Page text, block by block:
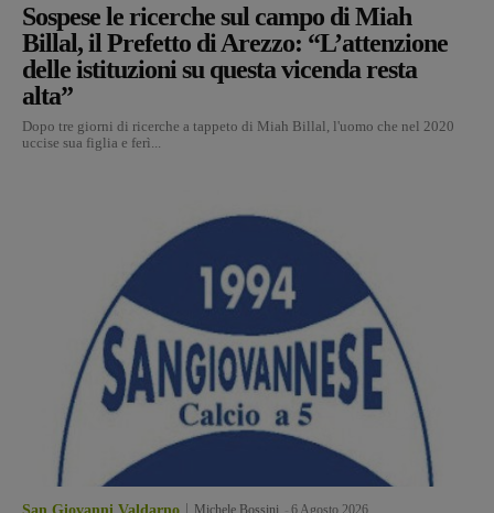
Sospese le ricerche sul campo di Miah
Billal, il Prefetto di Arezzo: “L’attenzione
delle istituzioni su questa vicenda resta
alta”
Dopo tre giorni di ricerche a tappeto di Miah Billal, l'uomo che nel 2020
uccise sua figlia e ferì...
Michele Bossini 6 Agosto 2026